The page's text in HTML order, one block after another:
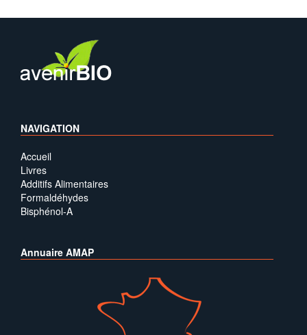
NAVIGATION
Accueil
Livres
Additifs Alimentaires
Formaldéhydes
Bisphénol-A
Annuaire AMAP